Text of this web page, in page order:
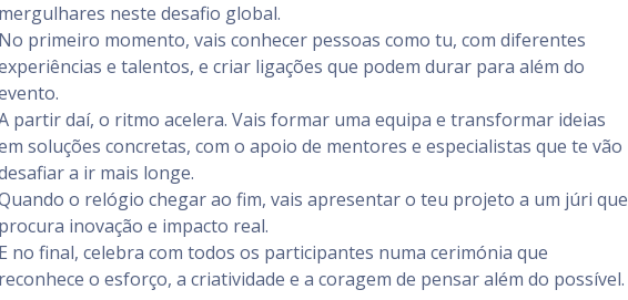
mergulhares neste desafio global.
No primeiro momento, vais conhecer pessoas como tu, com diferentes
e talentos, e criar ligações que podem durar para além do
partir daí, o ritmo acelera. Vais formar uma equipa e transformar ideias
soluções concretas, com o apoio de mentores e especialistas que te vão
a ir mais longe.
o relógio chegar ao fim, vais apresentar o teu projeto a um júri que
procura inovação e impacto real.
E no final, celebra com todos os participantes numa cerimónia que
reconhece o esforço, a criatividade e a coragem de pensar além do possível.